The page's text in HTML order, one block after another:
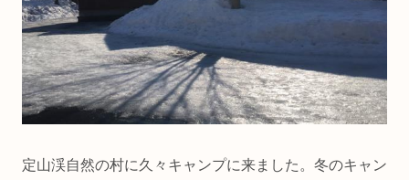
定山渓自然の村に久々キャンプに来ました。冬のキャン